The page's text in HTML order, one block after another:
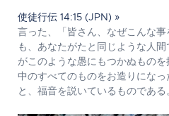
使徒行伝 14:15 (JPN) »
言った、「皆さん、なぜこんな
も、あなたがたと同じような人
がこのような愚にもつかぬもの
中のすべてのものをお造りにな
と、福音を説いているものである